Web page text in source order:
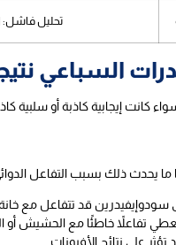
تحليل فاشل:
السباعي
كانت إيجابية كاذبة أو سلبية
ما يحدث ذلك بسبب التفاعل
سودوإيفيدرين قد تتفاعل مع خانة
تفاعلاً خاطئًا مع الحشيش أو
على نتائج الأفيونات.